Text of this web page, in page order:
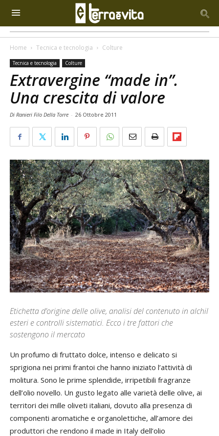
Home Tecnica e tecnologia Colture
Tecnica e tecnologia Colture
Extravergine “made in”.
Una crescita di valore
Di Ranieri Filo Della Torre - 26 Ottobre 2011
Etichetta d’origine delle olive, analisi del contenuto in alchil
esteri e controlli sistematici. Ecco i tre fattori che
sostengono il mercato
Un profumo di fruttato dolce, intenso e delicato si
sprigiona nei primi frantoi che hanno iniziato l’attività di
molitura. Sono le prime splendide, irripetibili fragranze
dell’olio novello. Un gusto legato alle varietà delle olive, ai
territori dei mille oliveti italiani, dovuto alla presenza di
componenti aromatiche e organolettiche, all’amore dei
produttori che rendono il made in Italy dell’olio